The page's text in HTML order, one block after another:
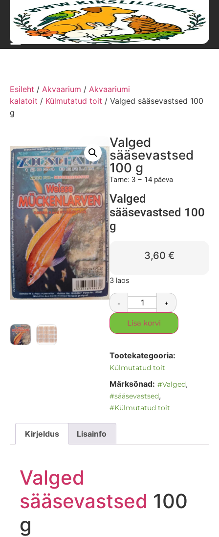
Esileht / Akvaarium / Akvaariumi
kalatoit / Külmutatud toit / Valged sääsevastsed 100
g
Valged
sääsevastsed
100 g
Tarne: 3 – 14 päeva
Valged
sääsevastsed 100
g
3,60 €
3 laos
- +
Lisa korvi
Tootekategooria:
Külmutatud toit
Märksõnad: #Valged,
#sääsevastsed,
#Külmutatud toit
Kirjeldus Lisainfo
Valged
sääsevastsed 100
g